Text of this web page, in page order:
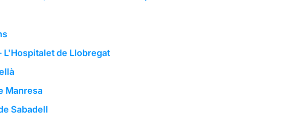
L'Hospitalet de Llobregat
Manresa
Sabadell